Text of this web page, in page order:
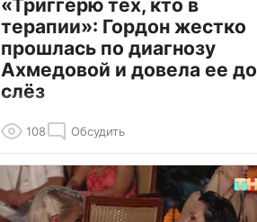
«Триггерю тех, кто в
терапии»: Гордон жестко
прошлась по диагнозу
Ахмедовой и довела ее до
слёз
108 Обсудить